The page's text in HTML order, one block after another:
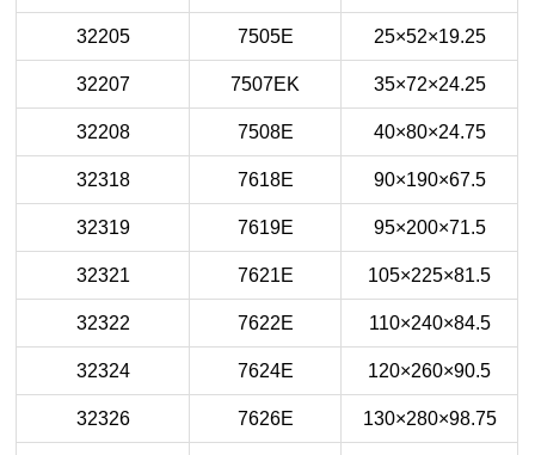
32205 7505E 25×52×19.25
32207 7507EK 35×72×24.25
32208 7508E 40×80×24.75
32318 7618E 90×190×67.5
32319 7619E 95×200×71.5
32321 7621E 105×225×81.5
32322 7622E 110×240×84.5
32324 7624E 120×260×90.5
32326 7626E 130×280×98.75